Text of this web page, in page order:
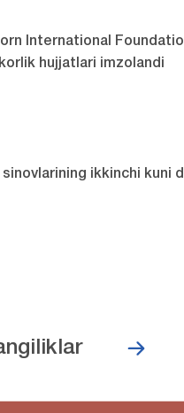
International
hujjatlari imzolandi
ikkinchi kuni